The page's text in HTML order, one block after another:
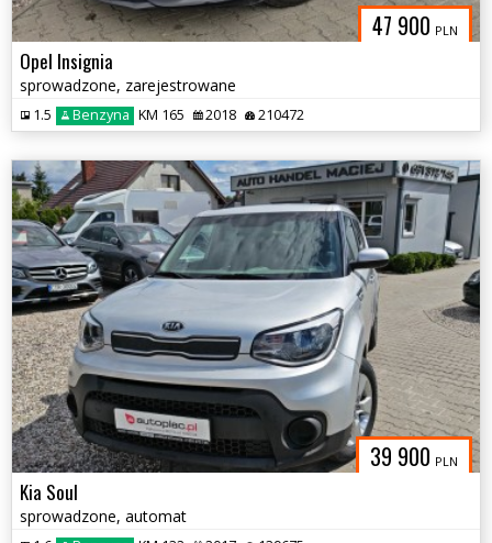
47 900 PLN
Opel Insignia
sprowadzone, zarejestrowane
1.5 Benzyna KM 165 2018 210472
39 900 PLN
Kia Soul
sprowadzone, automat